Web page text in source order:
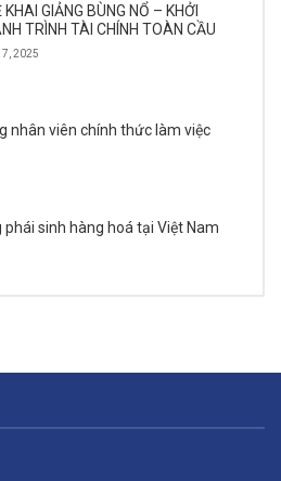
GIẢNG BÙNG NỔ – KHỞI
TRÌNH TÀI CHÍNH TOÀN CẦU
7, 2025
nhân viên chính thức làm việc
sinh hàng hoá tại Việt Nam